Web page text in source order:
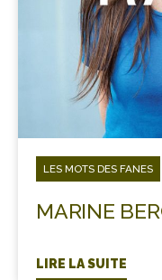
LES MOTS DES FANES
MARINE
LIRE LA SUITE